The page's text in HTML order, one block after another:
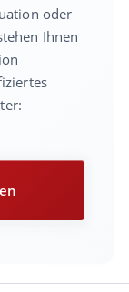
oder
Ihnen